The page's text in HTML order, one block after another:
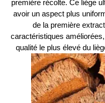
première récolte. Ce liège
avoir un aspect plus
de la première
caractéristiques
qualité le plus élevé du